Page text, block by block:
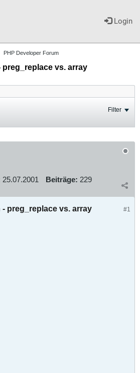
Login
PHP Developer Forum
vs. array
Filter
25.07.2001 Beiträge: 229
#1
preg_replace vs. array